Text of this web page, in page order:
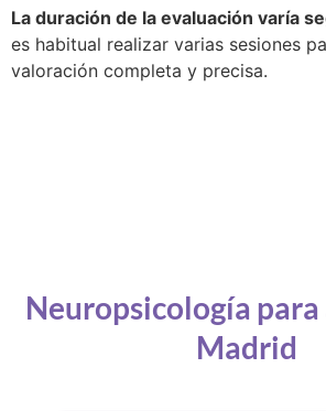
La duración de la evaluación varía
es habitual realizar varias sesiones
valoración completa y precisa.
Neuropsicología
Madrid​